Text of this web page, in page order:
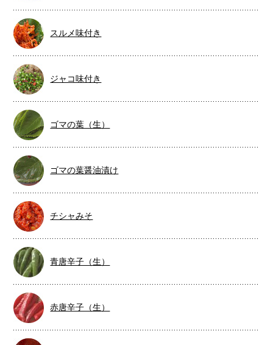
スルメ味付き
ジャコ味付き
ゴマの葉（生）
ゴマの葉醤油漬け
チシャみそ
青唐辛子（生）
赤唐辛子（生）